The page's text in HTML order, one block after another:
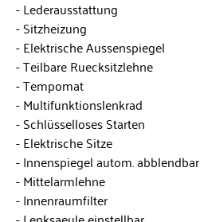
Lederausstattung
Sitzheizung
Elektrische Aussenspiegel
Teilbare Ruecksitzlehne
Tempomat
Multifunktionslenkrad
Schlüsselloses Starten
Elektrische Sitze
Innenspiegel autom. abblendbar
Mittelarmlehne
Innenraumfilter